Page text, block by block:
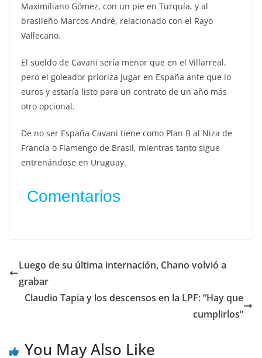
Maximiliano Gómez, con un pie en Turquía, y al
brasileño Marcos André, relacionado con el Rayo
Vallecano.
El sueldo de Cavani sería menor que en el Villarreal,
pero el goleador prioriza jugar en España ante que lo
euros y estaría listo para un contrato de un año más
otro opcional.
De no ser España Cavani tiene como Plan B al Niza de
Francia o Flamengo de Brasil, mientras tanto sigue
entrenándose en Uruguay.
Comentarios
Luego de su última internación, Chano volvió a
grabar
Claudio Tapia y los descensos en la LPF: “Hay que
cumplirlos”
You May Also Like